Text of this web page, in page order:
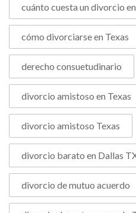
cuánto cuesta un divorcio
cómo divorciarse en Texas
derecho consuetudinario
divorcio amistoso en Texas
divorcio amistoso Texas
divorcio barato en Dallas
divorcio de mutuo acuerdo